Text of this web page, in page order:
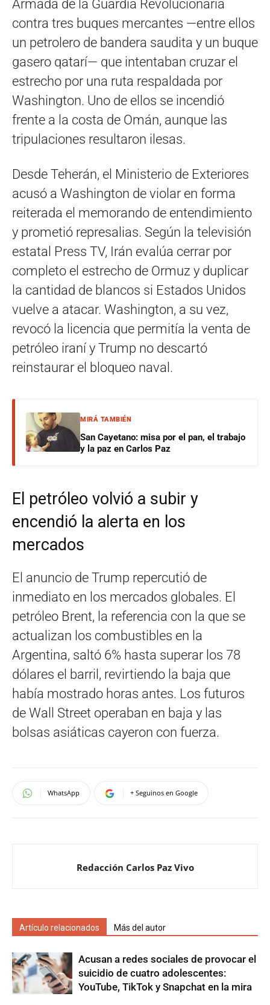
Armada de la Guardia Revolucionaria
contra tres buques mercantes —entre ellos
un petrolero de bandera saudita y un buque
gasero qatarí— que intentaban cruzar el
estrecho por una ruta respaldada por
Washington. Uno de ellos se incendió
frente a la costa de Omán, aunque las
tripulaciones resultaron ilesas.
Desde Teherán, el Ministerio de Exteriores
acusó a Washington de violar en forma
reiterada el memorando de entendimiento
y prometió represalias. Según la televisión
estatal Press TV, Irán evalúa cerrar por
completo el estrecho de Ormuz y duplicar
la cantidad de blancos si Estados Unidos
vuelve a atacar. Washington, a su vez,
revocó la licencia que permitía la venta de
petróleo iraní y Trump no descartó
reinstaurar el bloqueo naval.
MIRÁ TAMBIÉN
San Cayetano: misa por el pan, el trabajo
y la paz en Carlos Paz
El petróleo volvió a subir y
encendió la alerta en los
mercados
El anuncio de Trump repercutió de
inmediato en los mercados globales. El
petróleo Brent, la referencia con la que se
actualizan los combustibles en la
Argentina, saltó 6% hasta superar los 78
dólares el barril, revirtiendo la baja que
había mostrado horas antes. Los futuros
de Wall Street operaban en baja y las
bolsas asiáticas cayeron con fuerza.
WhatsApp + Seguinos en Google
Redacción Carlos Paz Vivo
Artículo relacionados Más del autor
Acusan a redes sociales de provocar el
suicidio de cuatro adolescentes:
YouTube, TikTok y Snapchat en la mira